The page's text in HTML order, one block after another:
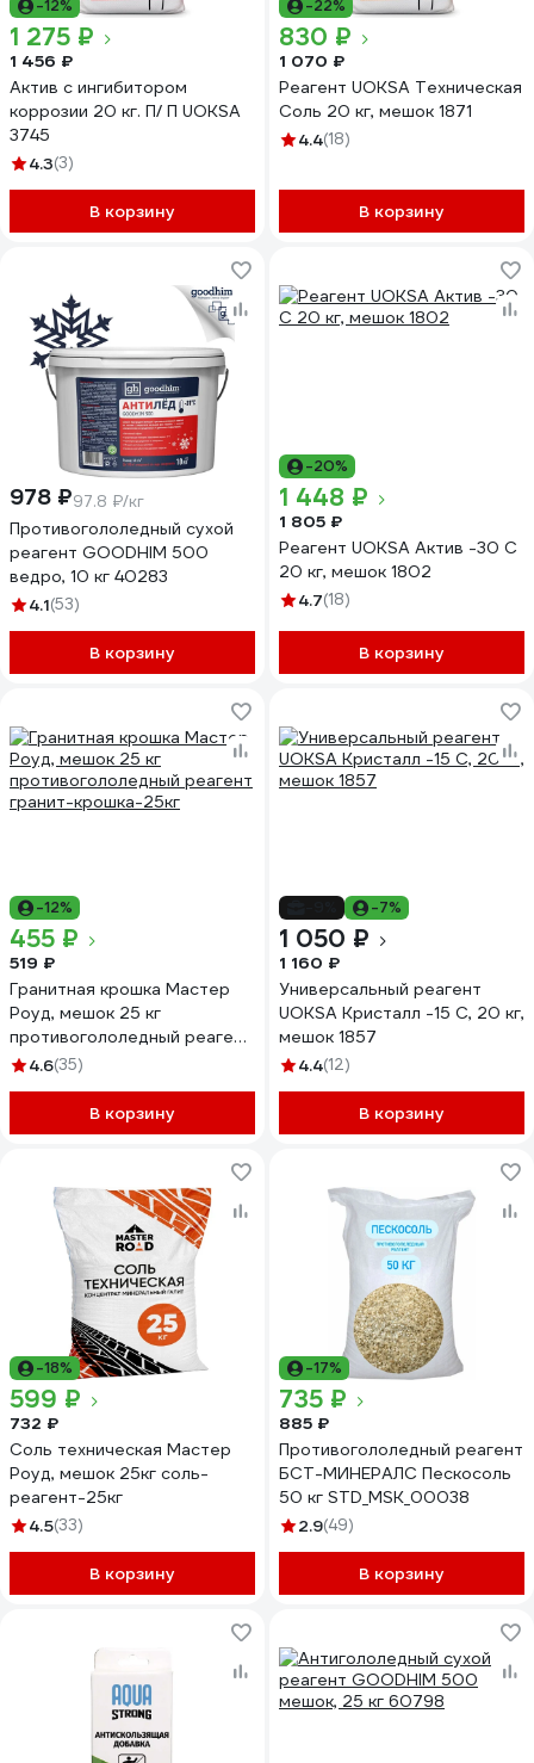
-12%
1 275 ₽
1 456 ₽
Актив с ингибитором
коррозии 20 кг. П/ П UOKSA
3745
4.3(3)
В корзину
-22%
830 ₽
1 070 ₽
Реагент UOKSA Техническая
Соль 20 кг, мешок 1871
4.4(18)
В корзину
978 ₽97.8 ₽/кг
Противогололедный сухой
реагент GOODHIM 500
ведро, 10 кг 40283
4.1(53)
В корзину
-20%
1 448 ₽
1 805 ₽
Реагент UOKSA Актив -30 C
20 кг, мешок 1802
4.7(18)
В корзину
-12%
455 ₽
519 ₽
Гранитная крошка Мастер
Роуд, мешок 25 кг
противогололедный реагент
гранит-крошка-25кг
4.6(35)
В корзину
-7%
1 050 ₽
1 160 ₽
Универсальный реагент
UOKSA Кристалл -15 C, 20 кг,
мешок 1857
4.4(12)
В корзину
-18%
599 ₽
732 ₽
Соль техническая Мастер
Роуд, мешок 25кг соль-
реагент-25кг
4.5(33)
В корзину
-17%
735 ₽
885 ₽
Противогололедный реагент
БСТ-МИНЕРАЛС Пескосоль
50 кг STD_MSK_00038
2.9(49)
В корзину